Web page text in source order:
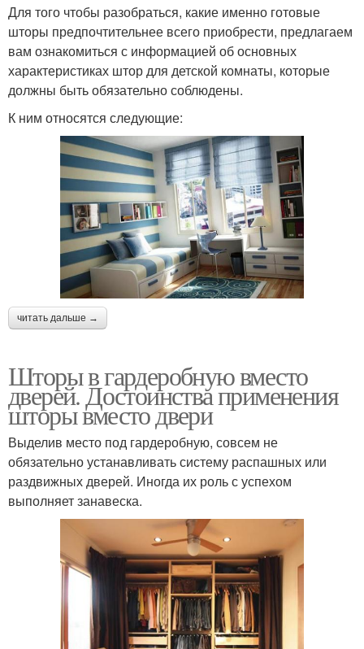
Для того чтобы разобраться, какие именно готовые
шторы предпочтительнее всего приобрести, предлагаем
вам ознакомиться с информацией об основных
характеристиках штор для детской комнаты, которые
должны быть обязательно соблюдены.
К ним относятся следующие:
читать дальше →
Шторы в гардеробную вместо
дверей. Достоинства применения
шторы вместо двери
Выделив место под гардеробную, совсем не
обязательно устанавливать систему распашных или
раздвижных дверей. Иногда их роль с успехом
выполняет занавеска.